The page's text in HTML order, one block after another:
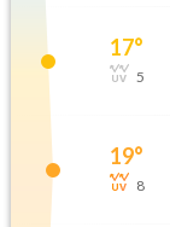
17°
5
19°
8